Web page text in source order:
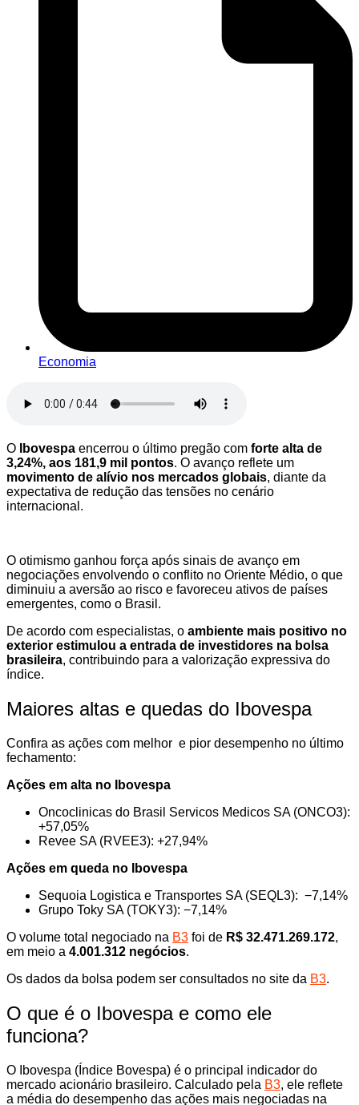
Economia
O Ibovespa encerrou o último pregão com forte alta de
3,24%, aos 181,9 mil pontos. O avanço reflete um
movimento de alívio nos mercados globais, diante da
expectativa de redução das tensões no cenário
internacional.
O otimismo ganhou força após sinais de avanço em
negociações envolvendo o conflito no Oriente Médio, o que
diminuiu a aversão ao risco e favoreceu ativos de países
emergentes, como o Brasil.
De acordo com especialistas, o ambiente mais positivo no
exterior estimulou a entrada de investidores na bolsa
brasileira, contribuindo para a valorização expressiva do
índice.
Maiores altas e quedas do Ibovespa
Confira as ações com melhor e pior desempenho no último
fechamento:
Ações em alta no Ibovespa
Oncoclinicas do Brasil Servicos Medicos SA (ONCO3):
+57,05%
Revee SA (RVEE3): +27,94%
Ações em queda no Ibovespa
Sequoia Logistica e Transportes SA (SEQL3): −7,14%
Grupo Toky SA (TOKY3): −7,14%
O volume total negociado na B3 foi de R$ 32.471.269.172,
em meio a 4.001.312 negócios.
Os dados da bolsa podem ser consultados no site da B3.
O que é o Ibovespa e como ele
funciona?
O Ibovespa (Índice Bovespa) é o principal indicador do
mercado acionário brasileiro. Calculado pela B3, ele reflete
a média do desempenho das ações mais negociadas na